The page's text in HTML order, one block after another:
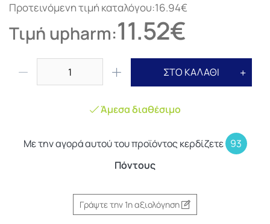
Προτεινόμενη τιμή καταλόγου:16.94€
Τιμή upharm:11.52€
ΣΤΟ ΚΑΛΑΘΙ
Άμεσα διαθέσιμο
Με την αγορά αυτού του προϊόντος κερδίζετε 93
Πόντους
Γράψτε την 1η αξιολόγηση